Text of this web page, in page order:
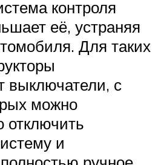
контроля
её, устраняя
Для таких
выключатели, с
можно
отключить
и